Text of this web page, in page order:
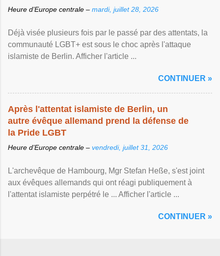
Heure d’Europe centrale – mardi, juillet 28, 2026
Déjà visée plusieurs fois par le passé par des attentats, la
communauté LGBT+ est sous le choc après l'attaque
islamiste de Berlin. Afficher l'article ...
CONTINUER »
Après l'attentat islamiste de Berlin, un
autre évêque allemand prend la défense de
la Pride LGBT
Heure d’Europe centrale – vendredi, juillet 31, 2026
L'archevêque de Hambourg, Mgr Stefan Heße, s'est joint
aux évêques allemands qui ont réagi publiquement à
l'attentat islamiste perpétré le ... Afficher l'article ...
CONTINUER »